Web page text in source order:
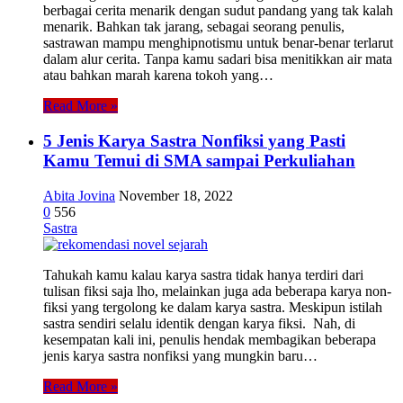
berbagai cerita menarik dengan sudut pandang yang tak kalah
menarik. Bahkan tak jarang, sebagai seorang penulis,
sastrawan mampu menghipnotismu untuk benar-benar terlarut
dalam alur cerita. Tanpa kamu sadari bisa menitikkan air mata
atau bahkan marah karena tokoh yang…
Read More »
5 Jenis Karya Sastra Nonfiksi yang Pasti
Kamu Temui di SMA sampai Perkuliahan
Abita Jovina November 18, 2022
0 556
Sastra
Tahukah kamu kalau karya sastra tidak hanya terdiri dari
tulisan fiksi saja lho, melainkan juga ada beberapa karya non-
fiksi yang tergolong ke dalam karya sastra. Meskipun istilah
sastra sendiri selalu identik dengan karya fiksi. Nah, di
kesempatan kali ini, penulis hendak membagikan beberapa
jenis karya sastra nonfiksi yang mungkin baru…
Read More »